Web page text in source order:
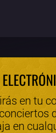
en tu
en